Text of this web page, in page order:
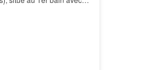
p…